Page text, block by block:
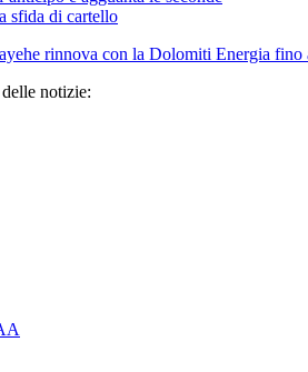
sfida di cartello
rinnova con la Dolomiti Energia fino
notizie: